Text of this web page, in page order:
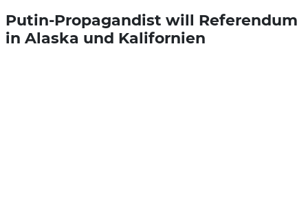
Putin-Propagandist will Referendum
in Alaska und Kalifornien